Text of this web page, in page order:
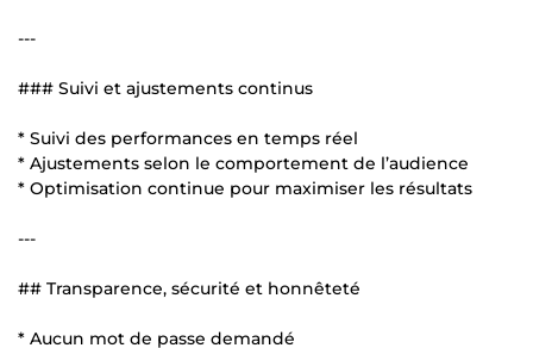
---
### Suivi et ajustements continus
* Suivi des performances en temps réel
* Ajustements selon le comportement de l’audience
* Optimisation continue pour maximiser les résultats
---
## Transparence, sécurité et honnêteté
* Aucun mot de passe demandé